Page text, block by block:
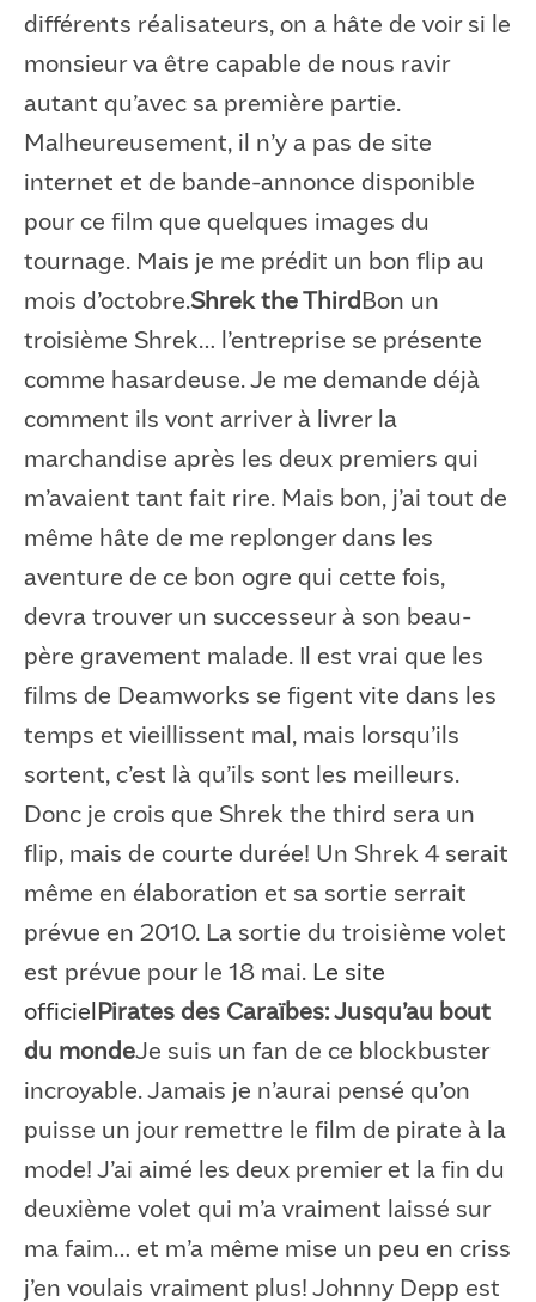
différents réalisateurs, on a hâte de voir si le
monsieur va être capable de nous ravir
autant qu’avec sa première partie.
Malheureusement, il n’y a pas de site
internet et de bande-annonce disponible
pour ce film que quelques images du
tournage. Mais je me prédit un bon flip au
mois d’octobre.Shrek the ThirdBon un
troisième Shrek… l’entreprise se présente
comme hasardeuse. Je me demande déjà
comment ils vont arriver à livrer la
marchandise après les deux premiers qui
m’avaient tant fait rire. Mais bon, j’ai tout de
même hâte de me replonger dans les
aventure de ce bon ogre qui cette fois,
devra trouver un successeur à son beau-
père gravement malade. Il est vrai que les
films de Deamworks se figent vite dans les
temps et vieillissent mal, mais lorsqu’ils
sortent, c’est là qu’ils sont les meilleurs.
Donc je crois que Shrek the third sera un
flip, mais de courte durée! Un Shrek 4 serait
même en élaboration et sa sortie serrait
prévue en 2010. La sortie du troisième volet
est prévue pour le 18 mai. Le site
officielPirates des Caraïbes: Jusqu’au bout
du mondeJe suis un fan de ce blockbuster
incroyable. Jamais je n’aurai pensé qu’on
puisse un jour remettre le film de pirate à la
mode! J’ai aimé les deux premier et la fin du
deuxième volet qui m’a vraiment laissé sur
ma faim… et m’a même mise un peu en criss
j’en voulais vraiment plus! Johnny Depp est